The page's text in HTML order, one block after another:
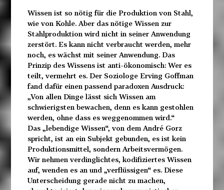
Wissen ist so nötig für die Produktion von Stahl,
wie von Kohle. Aber das nötige Wissen zur
Stahlproduktion wird nicht in seiner Anwendung
zerstört. Es kann nicht verbraucht werden, mehr
noch, es wächst mit seiner Anwendung. Das
Prinzip des Wissens ist anti-ökonomisch: Wer es
teilt, vermehrt es. Der Soziologe Erving Goffman
fand dafür einen passend paradoxen Ausdruck:
„Von allen Dinge lässt sich Wissen am
schwierigsten bewachen, denn es kann gestohlen
werden, ohne dass es weggenommen wird.“
Das „lebendige Wissen“, von dem André Gorz
spricht, ist an ein Subjekt gebunden, es ist kein
Produktionsmittel, sondern Arbeitsvermögen.
Wir nehmen verdinglichtes, kodifiziertes Wissen
auf, wenden es an und „verflüssigen“ es. Diese
Unterscheidung gerade nicht zu machen,